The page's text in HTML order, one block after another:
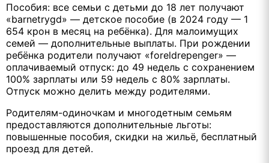
Пособия: все семьи с детьми до 18 лет получают
«barnetrygd» — детское пособие (в 2024 году — 1
654 крон в месяц на ребёнка). Для малоимущих
семей — дополнительные выплаты. При рождении
ребёнка родители получают «foreldrepenger» —
оплачиваемый отпуск: до 49 недель с сохранением
100% зарплаты или 59 недель с 80% зарплаты.
Отпуск можно делить между родителями.
Родителям-одиночкам и многодетным семьям
предоставляются дополнительные льготы:
повышенные пособия, скидки на жильё, бесплатный
проезд для детей.